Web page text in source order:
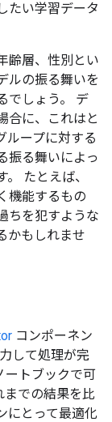
たい学習データ
齢層、性別とい
ルの振る舞いを
でしょう。 デ
合に、これはと
ループに対する
振る舞いによっ
たとえば、
機能するもの
ちを犯すような
かもしれませ
コンポーネン
して処理が完
ートブックで可
までの結果を比
にとって最適化